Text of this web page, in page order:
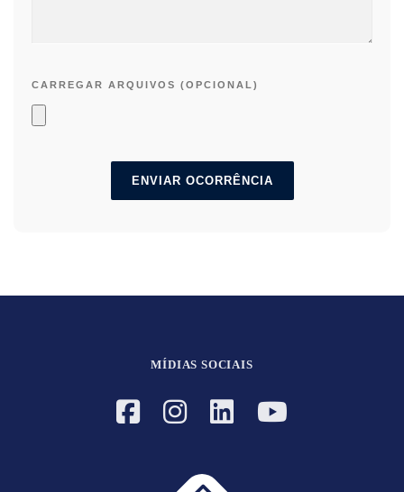
CARREGAR ARQUIVOS (OPCIONAL)
MÍDIAS SOCIAIS